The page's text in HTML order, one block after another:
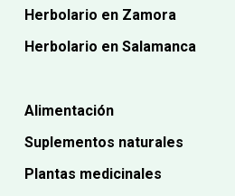
Herbolario en Zamora
Herbolario en Salamanca
Alimentación
Suplementos naturales
Plantas medicinales